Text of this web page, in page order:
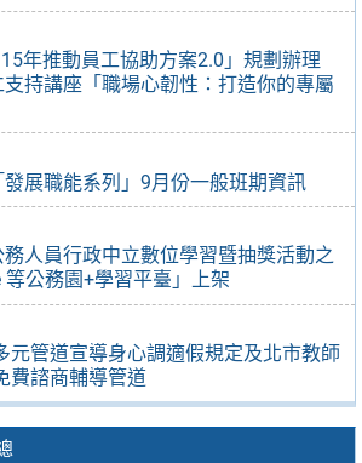
年推動員工協助方案2.0」規劃辦理
持講座「職場心韌性：打造你的專屬
展職能系列」9月份一般班期資訊
人員行政中立數位學習暨抽獎活動之
公務園+學習平臺」上架
元管道宣導身心調適假規定及北市教師
費諮商輔導管道